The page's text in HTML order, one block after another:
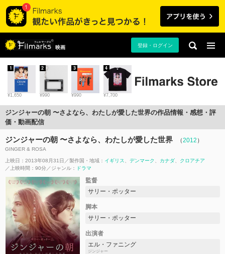
映画 登録・ログイン
¥1,650
1
¥990
2
¥990
3
¥7,700
4
ジンジャーの朝 〜さよなら、わたしが愛した世界の作品情報・感想・評
価・動画配信
ジンジャーの朝 〜さよなら、わたしが愛した世界 （2012 ）
GINGER & ROSA
上映日：2013年08月31日 製作国・地域： イギリス デンマーク カナダ
クロアチア
上映時間：90分
ジャンル： ドラマ
監督
サリー・ポッター
脚本
サリー・ポッター
出演者
エル・ファニング
ジンジャー